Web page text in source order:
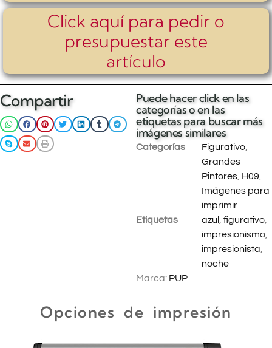
Click aquí para pedir o
presupuestar este
artículo
Compartir
Puede hacer click en las
categorías o en las
etiquetas para buscar más
imágenes similares
Categorías Figurativo
Grandes
Pintores H09
Imágenes para
imprimir
Etiquetas
azul figurativo
impresionismo
impresionista
noche
Marca: PUP
Opciones de impresión